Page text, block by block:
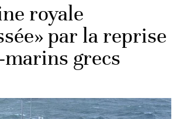
royale
par la reprise
marins grecs